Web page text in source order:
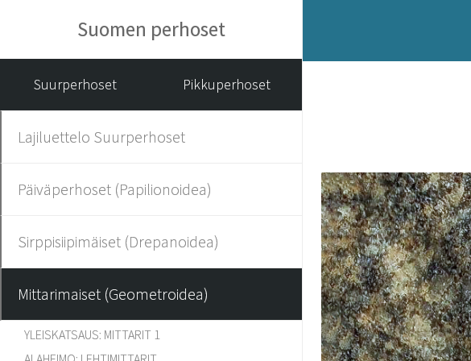
Suomen perhoset
Suurperhoset Pikkuperhoset
Lajiluettelo Suurperhoset
Päiväperhoset (Papilionoidea)
Sirppisiipimäiset (Drepanoidea)
Mittarimaiset (Geometroidea)
YLEISKATSAUS: MITTARIT 1